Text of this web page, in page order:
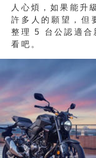
人心煩，如果能升
許多人的願望，但
整理 5 台公認適合
看吧。